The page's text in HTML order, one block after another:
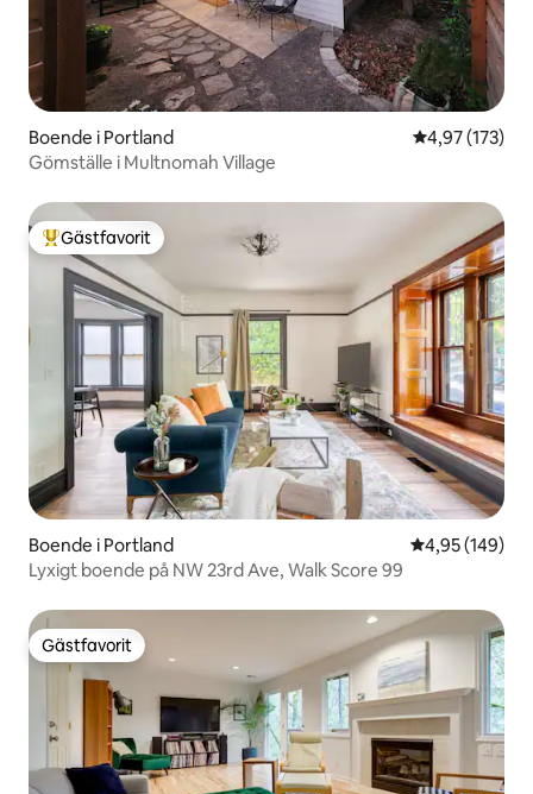
Boende i Portland 4,97 av 5 i
4,97 (173)
Gömställe i Multnomah Village
Populär gästfavorit
Gästfavorit
Boende i Portland 4,95 av 5 i
4,95 (149)
Lyxigt boende på NW 23rd Ave, Walk Score 99
Gästfavorit
Gästfavorit